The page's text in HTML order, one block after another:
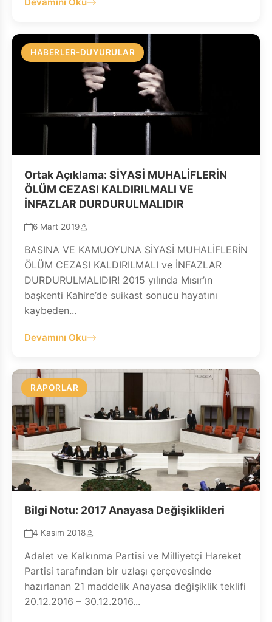
HABERLER-DUYURULAR
Ortak Açıklama: SİYASİ MUHALİFLERİN
ÖLÜM CEZASI KALDIRILMALI VE
İNFAZLAR DURDURULMALIDIR
6 Mart 2019
BASINA VE KAMUOYUNA SİYASİ MUHALİFLERİN
ÖLÜM CEZASI KALDIRILMALI ve İNFAZLAR
DURDURULMALIDIR! 2015 yılında Mısır’ın
başkenti Kahire’de suikast sonucu hayatını
kaybeden...
Devamını Oku
RAPORLAR
Bilgi Notu: 2017 Anayasa Değişiklikleri
4 Kasım 2018
Adalet ve Kalkınma Partisi ve Milliyetçi Hareket
Partisi tarafından bir uzlaşı çerçevesinde
hazırlanan 21 maddelik Anayasa değişiklik teklifi
20.12.2016 – 30.12.2016...